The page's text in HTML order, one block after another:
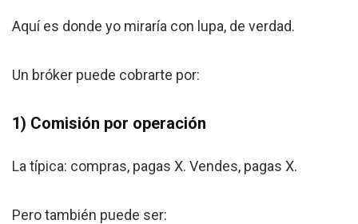
Aquí es donde yo miraría con lupa, de verdad.
Un bróker puede cobrarte por:
1) Comisión por operación
La típica: compras, pagas X. Vendes, pagas X.
Pero también puede ser: